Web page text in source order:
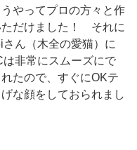
やってプロの方々と作
ただけました！ それに
ん（木全の愛猫）に
非常にスムーズにで
たので、すぐにOKテ
な顔をしておられまし